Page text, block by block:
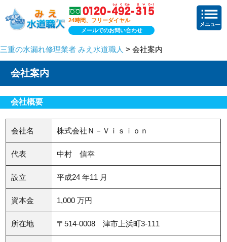
24時間、フリーダイヤル
メールでのお問い合わせ
三重の水漏れ修理業者 みえ水道職人 > 会社案内
会社案内
会社概要
会社名 株式会社Ｎ－Ｖｉｓｉｏｎ
代表 中村 信幸
設立 平成24 年11 月
資本金 1,000 万円
所在地 〒514-0008 津市上浜町3-111